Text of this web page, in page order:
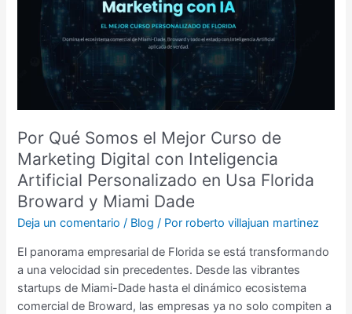
Por Qué Somos el Mejor Curso de
Marketing Digital con Inteligencia
Artificial Personalizado en Usa Florida
Broward y Miami Dade
Deja un comentario / Blog / Por roberto villajuan martinez
El panorama empresarial de Florida se está transformando
a una velocidad sin precedentes. Desde las vibrantes
startups de Miami-Dade hasta el dinámico ecosistema
comercial de Broward, las empresas ya no solo compiten a
Curso
Marketing
con
Inteligencia
Artificial
Personalizado
en
Usa
Florida
y
Miami
Dade